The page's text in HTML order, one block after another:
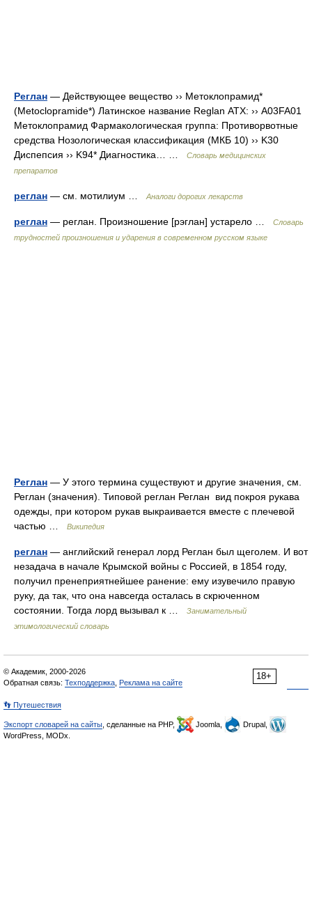
Реглан — Действующее вещество ›› Метоклопрамид*
(Metoclopramide*) Латинское название Reglan АТХ: ›› A03FA01
Метоклопрамид Фармакологическая группа: Противорвотные
средства Нозологическая классификация (МКБ 10) ›› K30
Диспепсия ›› K94* Диагностика… …
Словарь медицинских
препаратов
реглан — см. мотилиум … Аналоги дорогих лекарств
реглан — реглан. Произношение [рэглан] устарело …
Словарь
трудностей произношения и ударения в современном русском языке
Реглан — У этого термина существуют и другие значения, см.
Реглан (значения). Типовой реглан Реглан вид покроя рукава
одежды, при котором рукав выкраивается вместе с плечевой
частью …
Википедия
реглан — английский генерал лорд Реглан был щеголем. И вот
незадача в начале Крымской войны с Россией, в 1854 году,
получил пренеприятнейшее ранение: ему изувечило правую
руку, да так, что она навсегда осталась в скрюченном
состоянии. Тогда лорд вызывал к …
Занимательный
этимологический словарь
18+
© Академик, 2000-2026
Обратная связь: Техподдержка Реклама на сайте
👣 Путешествия
Экспорт словарей на сайты , сделанные на PHP, Joomla,
Drupal,
WordPress, MODx.